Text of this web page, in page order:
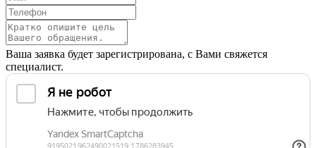
Ваша заявка будет зарегистрирована, с Вами свяжется
специалист.